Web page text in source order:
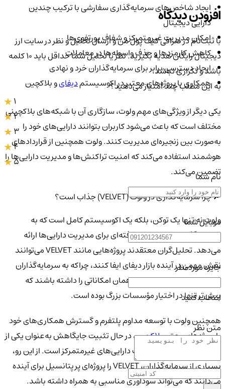
ایجاد شاخص‌های سرمایه‌گذاری سفارشی با ترکیب چندین
دارایی دیجیتال
امکان مدیریت غیرمتمرکز و شفاف پورتفوی‌ها
کاهش کارمزدها و حذف واسطه‌ها در معاملات
ایجاد دسترسی برابر برای سرمایه‌گذاران خرد و نهادی
همکاری با پروژه‌های معتبر در اکوسیستمدیفایو بلاکچین
یکی دیگر از ویژگی‌های مهم ولوت، سازگاری آن با شبکه‌های بلاکچینی
مختلف است که باعث می‌شود کاربران بتوانند دارایی‌های خود را
به‌صورت بین زنجیره‌ای مدیریت کنند. ولوت همچنین از قراردادهای
هوشمند استفاده می‌کند که امنیت تراکنش‌ها و مدیریت دارایی‌ها را
تضمین می‌کند.
🔎 چرا سرمایه‌گذاری در ولوت (VELVET) جذاب است؟
ولوت نه تنها یک توکن، بلکه یک اکوسیستم کامل است که به
سرمایه‌گذاران ابزارهای پیشرفته‌ای برای مدیریت دارایی‌ها ارائه
می‌دهد. تحلیل‌گران معتقدند پروژه‌هایی مانند VELVET می‌توانند
نقش مهمی در آینده بازار دیفای ایفا کنند، چراکه به سرمایه‌گذاران
خرد این امکان را می‌دهند تا همان امکاناتی را داشته باشند که
پیش‌تر تنها در اختیار مؤسسات بزرگ بوده است.
همچنین ولوت با توسعه مداوم پلتفرم و گسترش همکاری‌های خود
با پروژه‌های معتبربلاکچین، در حال تثبیت جایگاهش به‌عنوان یکی از
بازیگران اصلی حوزه مدیریت دارایی‌های غیرمتمرکز است. از این رو،
بسیاری از سرمایه‌گذاران، VELVET را پروژه‌ای پرپتانسیل برای آینده
می‌دانند که می‌تواند سودآوری مناسبی به همراه داشته باشد.
افزودن دیدگاه
با ثبت‌نام در صرافی کیف پول من و ارسال تحلیل و نظر در سایت ارز
دیجیتال رایگان هدیه بگیرید. نظر یا تحلیل شما حداقل باید ۱۰ کلمه
باشد و تکراری نباشد.
به این مطلب چند امتیاز می‌دهید؟
2
3
4
5
نام شما
موبایل شما
جایزه مورد نظر
انتخاب کنید
متن نظر